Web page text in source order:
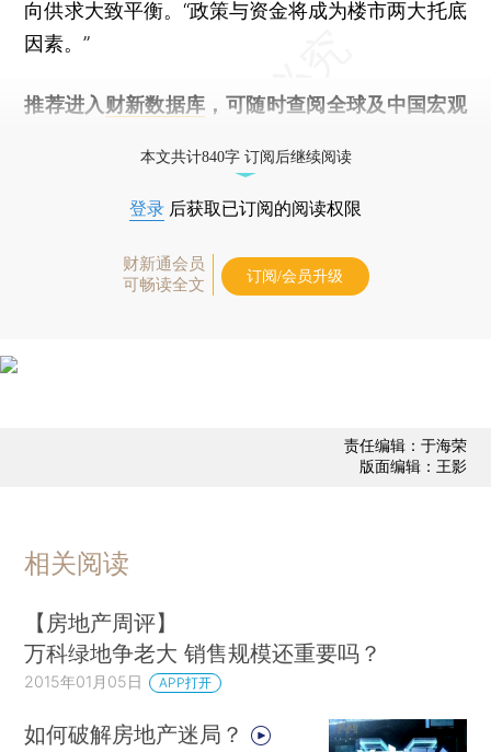
向供求大致平衡。“政策与资金将成为楼市两大托底
因素。”
推荐进入 财新数据库 ，可随时查阅全球及中国宏观
本文共计840字 订阅后继续阅读
登录 后获取已订阅的阅读权限
财新通会员
可畅读全文
订阅/会员升级
责任编辑：于海荣
版面编辑：王影
相关阅读
【房地产周评】
万科绿地争老大 销售规模还重要吗？
2015年01月05日 APP打开
如何破解房地产迷局？